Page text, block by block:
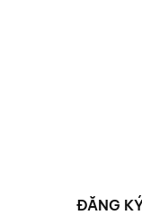
ĐĂNG